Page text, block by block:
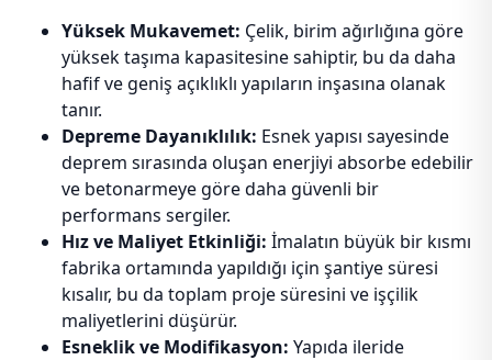
Yüksek Mukavemet: Çelik, birim ağırlığına göre
yüksek taşıma kapasitesine sahiptir, bu da daha
hafif ve geniş açıklıklı yapıların inşasına olanak
tanır.
Depreme Dayanıklılık: Esnek yapısı sayesinde
deprem sırasında oluşan enerjiyi absorbe edebilir
ve betonarmeye göre daha güvenli bir
performans sergiler.
Hız ve Maliyet Etkinliği: İmalatın büyük bir kısmı
fabrika ortamında yapıldığı için şantiye süresi
kısalır, bu da toplam proje süresini ve işçilik
maliyetlerini düşürür.
Esneklik ve Modifikasyon: Yapıda ileride